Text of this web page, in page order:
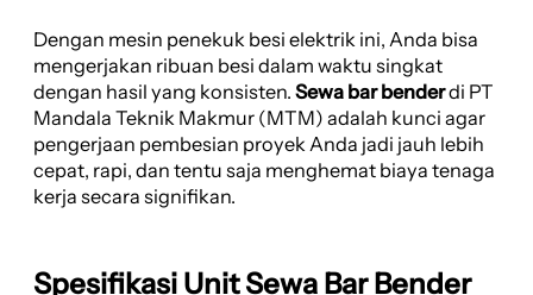
Dengan mesin penekuk besi elektrik ini, Anda bisa
mengerjakan ribuan besi dalam waktu singkat
dengan hasil yang konsisten. Sewa bar benderdi PT
Mandala Teknik Makmur (MTM) adalah kunci agar
pengerjaan pembesian proyek Anda jadi jauh lebih
cepat, rapi, dan tentu saja menghemat biaya tenaga
kerja secara signifikan.
Spesifikasi Unit Sewa Bar Bender